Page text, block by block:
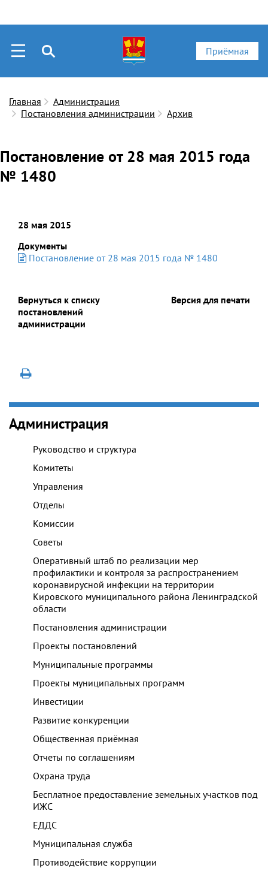
Приёмная
Главная
Администрация
Постановления администрации
Архив
Постановление от 28 мая 2015 года
№ 1480
28 мая 2015
Документы
Постановление от 28 мая 2015 года № 1480
Вернуться к списку
постановлений
администрации
Версия для печати
Администрация
Руководство и структура
Комитеты
Управления
Отделы
Комиссии
Советы
Оперативный штаб по реализации мер
профилактики и контроля за распространением
коронавирусной инфекции на территории
Кировского муниципального района Ленинградской
области
Постановления администрации
Проекты постановлений
Муниципальные программы
Проекты муниципальных программ
Инвестиции
Развитие конкуренции
Общественная приёмная
Отчеты по соглашениям
Охрана труда
Бесплатное предоставление земельных участков под
ИЖС
ЕДДС
Муниципальная служба
Противодействие коррупции